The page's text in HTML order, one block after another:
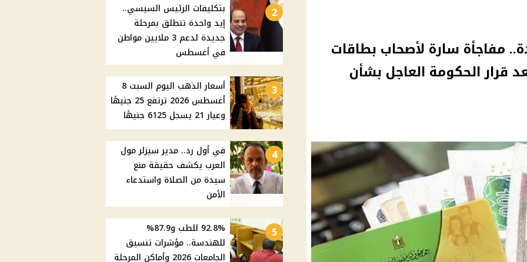
واحدة.. مفاجأة سارة لأصحاب بطاقات
قرار الحكومة العاجل بشأن
2
بتكليفات الرئيس السيسي..
إيد واحدة تنطلق بمرحلة
جديدة لدعم 3 ملايين مواطن
في أغسطس
3
أسعار الذهب اليوم السبت 8
أغسطس 2026 ترتفع 25 جنيهًا
وعيار 21 يسجل 6125 جنيهًا
4
في أول رد.. مدير سيزلر مول
العرب يكشف حقيقة منع
سيدة من الصلاة واستدعاء
الأمن
5
92.8% للطب و87.9%
للهندسة.. مؤشرات تنسيق
الجامعات 2026 وأماكن المرحلة